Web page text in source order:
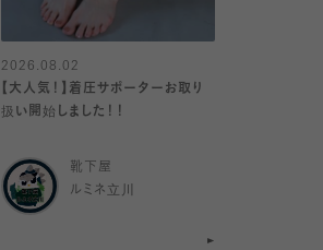
2026.08.02
【大人気！】着圧サポーターお取り
扱い開始しました！！
靴下屋
ルミネ立川